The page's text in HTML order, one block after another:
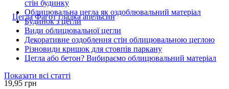
19,95 грн
стін будинку
Облицювальна цегла як оздоблювальний матеріал
Будинок з цегли
Види облицювальної цегли
Декоративне оздоблення стін облицювальною цеглою
Різновиди кришок для стовпів паркану
Цегла або бетон? Вибираємо облицювальний матеріал
Показати всі статті